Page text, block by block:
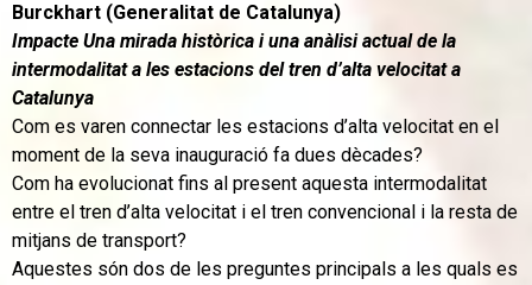
Burckhart (Generalitat de Catalunya)
Impacte Una mirada històrica i una anàlisi actual de la
intermodalitat a les estacions del tren d’alta velocitat a
Catalunya
Com es varen connectar les estacions d’alta velocitat en el
moment de la seva inauguració fa dues dècades?
Com ha evolucionat fins al present aquesta intermodalitat
entre el tren d’alta velocitat i el tren convencional i la resta de
mitjans de transport?
Aquestes són dos de les preguntes principals a les quals es